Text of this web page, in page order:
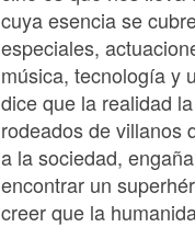
cuya esencia se
especiales,
música, tecnología y
dice que la realidad
rodeados de villanos
a la sociedad,
encontrar un
creer que la